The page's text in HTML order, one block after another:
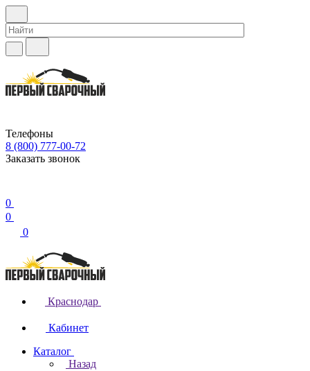
Телефоны
8 (800) 777-00-72
Заказать звонок
0
0
0
Краснодар
Кабинет
Каталог
Назад